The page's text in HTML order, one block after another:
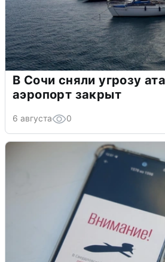
В Сочи сняли угрозу
аэропорт закрыт
6 августа 0